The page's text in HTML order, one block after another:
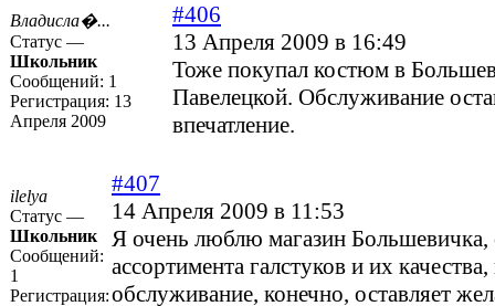
Владисла�...
Статус —
Школьник
Сообщений: 1
Регистрация: 13
Апреля 2009
#406
13 Апреля 2009 в 16:49
Тоже покупал костюм в
Павелецкой. Обслуживание
впечатление.
ilelya
Статус —
Школьник
Сообщений:
1
Регистрация:
#407
14 Апреля 2009 в 11:53
Я очень люблю магазин Большевичка,
ассортимента галстуков и их
обслуживание, конечно, оставляет